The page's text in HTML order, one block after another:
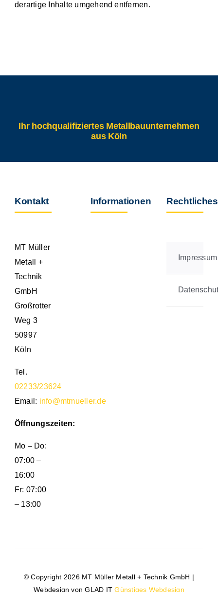
derartige Inhalte umgehend entfernen.
Ihr hochqualifiziertes Metallbauunternehmen
aus Köln
Kontakt
MT Müller
Metall +
Technik
GmbH
Großrotter
Weg 3
50997
Köln
Tel.
02233/23624
Email: info@mtmueller.de
Öffnungszeiten:
Mo – Do:
07:00 –
16:00
Fr: 07:00
– 13:00
Informationen Rechtliches
Impressum
© Copyright 2026 MT Müller Metall + Technik GmbH |
Webdesign von GLAD ITGünstiges Webdesign